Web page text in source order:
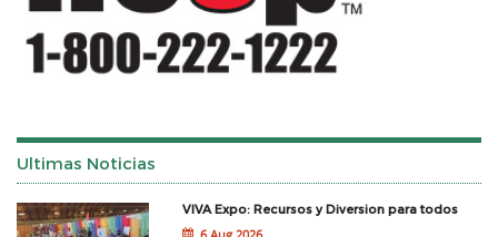
Ultimas Noticias
VIVA Expo: Recursos y Diversion para todos